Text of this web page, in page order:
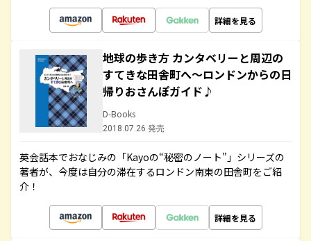
詳細を見る
地球の歩き方 カンタベリーと周辺の
すてきな田舎町へ～ロンドンからの日
帰りおさんぽガイド♪
D-Books
2018.07.26 発売
英会話本でおなじみの「Kayoの“秘密のノート”」シリーズの
著者が、今度は自分の滞在するロンドン南東の田舎町をご紹
介！
詳細を見る